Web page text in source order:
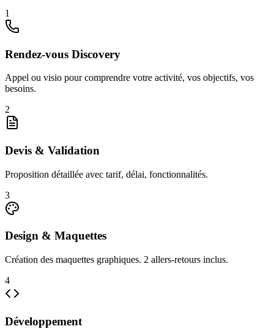
1
Rendez-vous Discovery
Appel ou visio pour comprendre votre activité, vos objectifs, vos
besoins.
2
Devis & Validation
Proposition détaillée avec tarif, délai, fonctionnalités.
3
Design & Maquettes
Création des maquettes graphiques. 2 allers-retours inclus.
4
Développement